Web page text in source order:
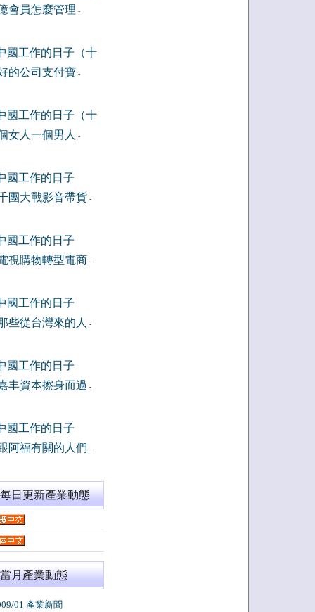
會員怎麼管理 -
國工作的日子（十
的公司支付寶 -
國工作的日子（十
女人一個男人
-
國工作的日子
團大戰影音帶貨 -
國工作的日子
視購物轉型電商 -
國工作的日子
些從台灣來的人
-
國工作的日子
丰資本擦身而過 -
國工作的日子
阿福有關的人們 -
日更新產業動態
當月產業動態
01 產業新聞